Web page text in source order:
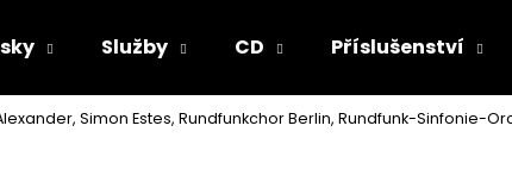
Služby CD Příslušenství
Simon Estes, Rundfunkchor Berlin, Rundfunk-Sinfonie-
Co potřebujete najít?